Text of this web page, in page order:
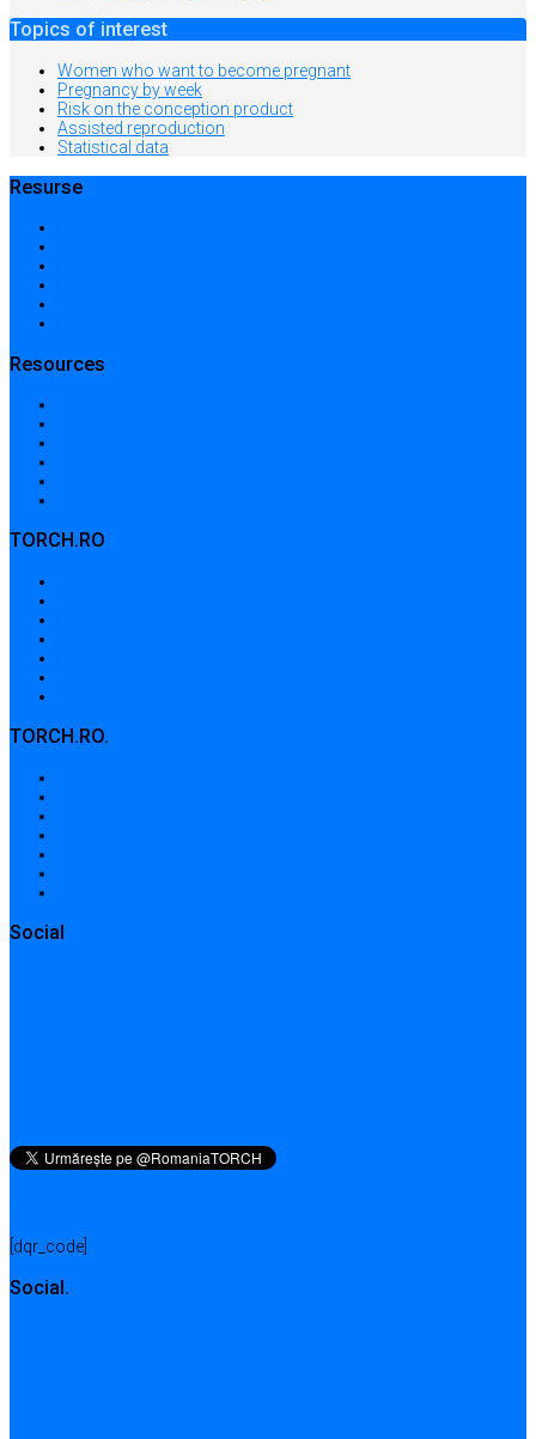
Topics of interest
Women who want to become pregnant
Pregnancy by week
Risk on the conception product
Assisted reproduction
Statistical data
Resurse
Resources
TORCH.RO
TORCH.RO.
Social
[dqr_code]
Social.